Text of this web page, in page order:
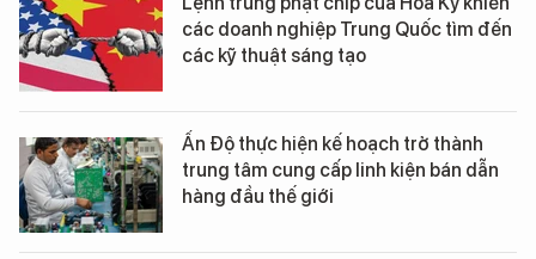
các doanh nghiệp Trung Quốc tìm đến
các kỹ thuật sáng tạo
Ấn Độ thực hiện kế hoạch trở thành
trung tâm cung cấp linh kiện bán dẫn
hàng đầu thế giới